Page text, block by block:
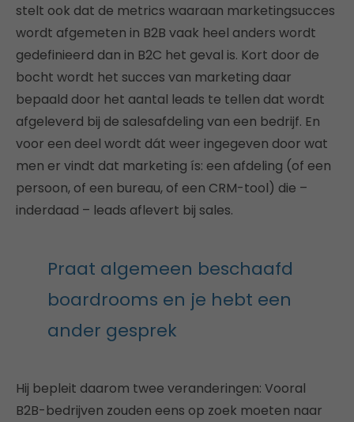
stelt ook dat de metrics waaraan marketingsucces
wordt afgemeten in B2B vaak heel anders wordt
gedefinieerd dan in B2C het geval is. Kort door de
bocht wordt het succes van marketing daar
bepaald door het aantal leads te tellen dat wordt
afgeleverd bij de salesafdeling van een bedrijf. En
voor een deel wordt dát weer ingegeven door wat
men er vindt dat marketing ís: een afdeling (of een
persoon, of een bureau, of een CRM-tool) die –
inderdaad – leads aflevert bij sales.
Praat algemeen beschaafd
boardrooms en je hebt een
ander gesprek
Hij bepleit daarom twee veranderingen: Vooral
B2B-bedrijven zouden eens op zoek moeten naar